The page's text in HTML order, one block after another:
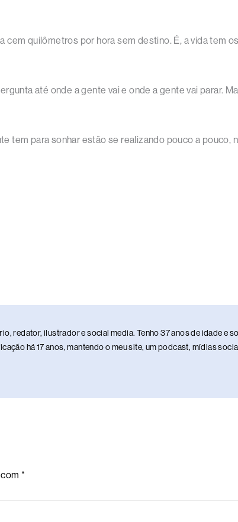
cem quilômetros por hora sem destino. É, a vida tem
até onde a gente vai e onde a gente vai parar.
tem para sonhar estão se realizando pouco a pouco,
redator, ilustrador e social media. Tenho 37 anos de idade e
há 17 anos, mantendo o meu site, um podcast, mídias
*